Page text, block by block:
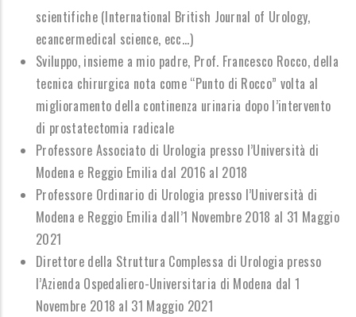
scientifiche (International British Journal of Urology,
ecancermedical science, ecc...)
Sviluppo, insieme a mio padre, Prof. Francesco Rocco, della
tecnica chirurgica nota come “Punto di Rocco” volta al
miglioramento della continenza urinaria dopo l’intervento
di prostatectomia radicale
Professore Associato di Urologia presso l’Università di
Modena e Reggio Emilia dal 2016 al 2018
Professore Ordinario di Urologia presso l’Università di
Modena e Reggio Emilia dall’1 Novembre 2018 al 31 Maggio
2021
Direttore della Struttura Complessa di Urologia presso
l’Azienda Ospedaliero-Universitaria di Modena dal 1
Novembre 2018 al 31 Maggio 2021